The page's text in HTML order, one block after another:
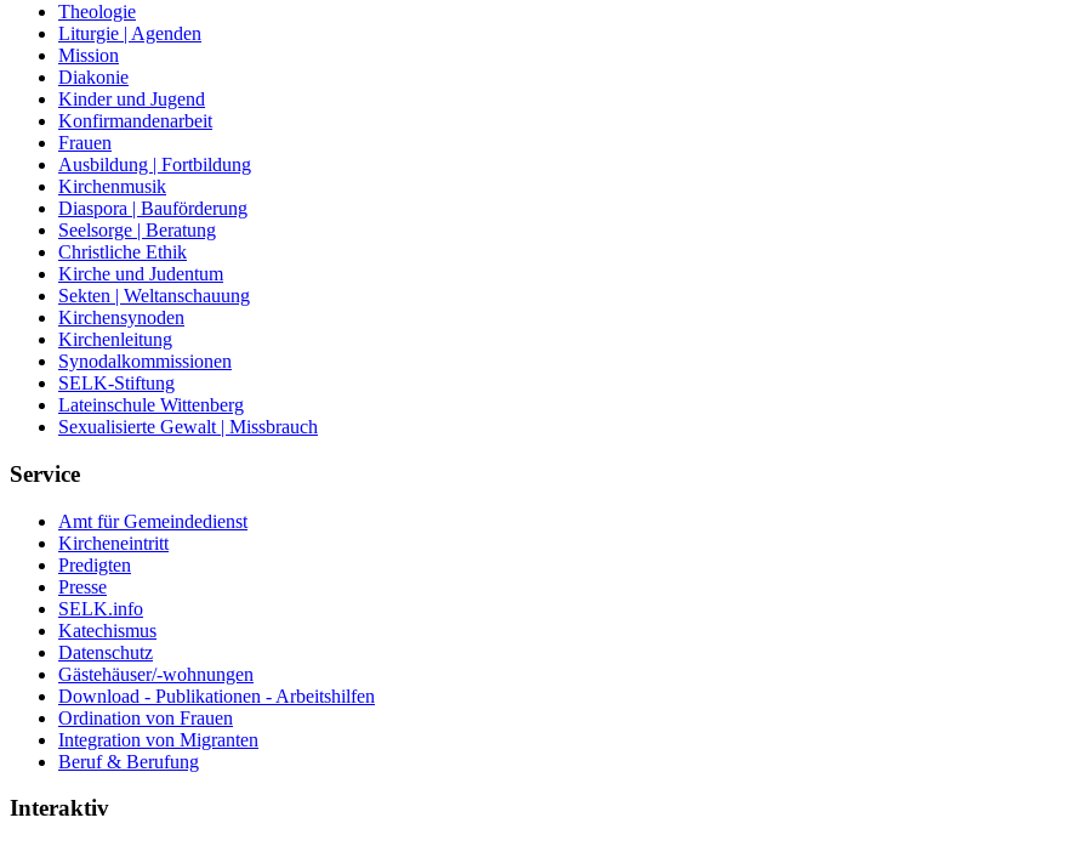
Theologie
Liturgie | Agenden
Mission
Diakonie
Kinder und Jugend
Konfirmandenarbeit
Frauen
Ausbildung | Fortbildung
Kirchenmusik
Diaspora | Bauförderung
Seelsorge | Beratung
Christliche Ethik
Kirche und Judentum
Sekten | Weltanschauung
Kirchensynoden
Kirchenleitung
Synodalkommissionen
SELK-Stiftung
Lateinschule Wittenberg
Sexualisierte Gewalt | Missbrauch
Service
Amt für Gemeindedienst
Kircheneintritt
Predigten
Presse
SELK.info
Katechismus
Datenschutz
Gästehäuser/-wohnungen
Download - Publikationen - Arbeitshilfen
Ordination von Frauen
Integration von Migranten
Beruf & Berufung
Interaktiv